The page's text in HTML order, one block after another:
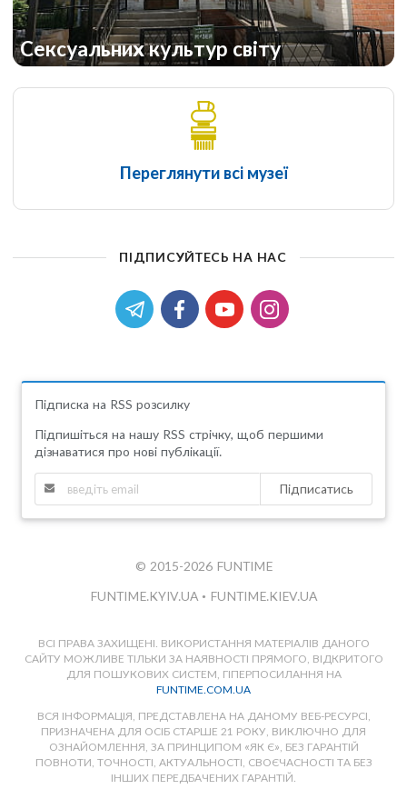
Сексуальних культур світу
Переглянути всі музеї
ПІДПИСУЙТЕСЬ НА НАС
Підписка на RSS розсилку
Підпишіться на нашу RSS стрічку, щоб першими
дізнаватися про нові публікації.
Підписатись
© 2015-2026 FUNTIME
FUNTIME.KYIV.UA • FUNTIME.KIEV.UA
ВСІ ПРАВА ЗАХИЩЕНІ. ВИКОРИСТАННЯ МАТЕРІАЛІВ ДАНОГО
САЙТУ МОЖЛИВЕ ТІЛЬКИ ЗА НАЯВНОСТІ ПРЯМОГО, ВІДКРИТОГО
ДЛЯ ПОШУКОВИХ СИСТЕМ, ГІПЕРПОСИЛАННЯ НА
FUNTIME.COM.UA
ВСЯ ІНФОРМАЦІЯ, ПРЕДСТАВЛЕНА НА ДАНОМУ ВЕБ-РЕСУРСІ,
ПРИЗНАЧЕНА ДЛЯ ОСІБ СТАРШЕ 21 РОКУ, ВИКЛЮЧНО ДЛЯ
ОЗНАЙОМЛЕННЯ, ЗА ПРИНЦИПОМ «ЯК Є», БЕЗ ГАРАНТІЙ
ПОВНОТИ, ТОЧНОСТІ, АКТУАЛЬНОСТІ, СВОЄЧАСНОСТІ ТА БЕЗ
ІНШИХ ПЕРЕДБАЧЕНИХ ГАРАНТІЙ.